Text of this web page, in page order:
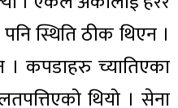
स्थिति ठीक थिएन ।
कपडाहरु च्यातिएका
थियो । सेना